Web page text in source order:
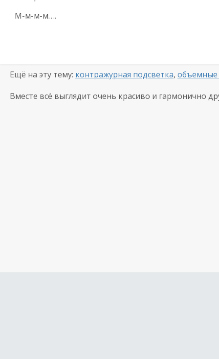
М-м-м-м….
Ещё на эту тему: контражурная подсветка, объемные
Вместе всё выглядит очень красиво и гармонично